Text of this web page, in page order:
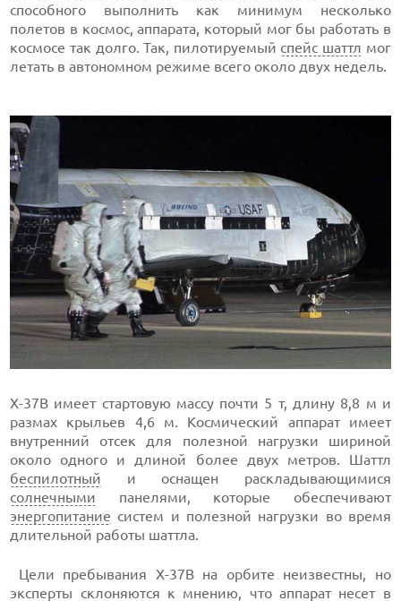
способного выполнить как минимум несколько
полетов в космос, аппарата, который мог бы работать в
космосе так долго. Так, пилотируемый спейс шаттл мог
летать в автономном режиме всего около двух недель.
X-37B имеет стартовую массу почти 5 т, длину 8,8 м и
размах крыльев 4,6 м. Космический аппарат имеет
внутренний отсек для полезной нагрузки шириной
около одного и длиной более двух метров. Шаттл
беспилотный и оснащен раскладывающимися
солнечными панелями, которые обеспечивают
энергопитание систем и полезной нагрузки во время
длительной работы шаттла.
Цели пребывания X-37B на орбите неизвестны, но
эксперты склоняются к мнению, что аппарат несет в